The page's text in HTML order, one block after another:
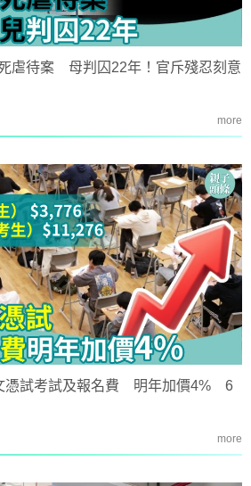
虐待案 母判囚22年！官斥殘忍刻意
more
憑試考試及報名費 明年加價4% 6
more